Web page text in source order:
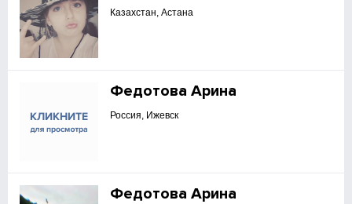
Казахстан, Астана
Федотова Арина
Россия, Ижевск
Федотова Арина